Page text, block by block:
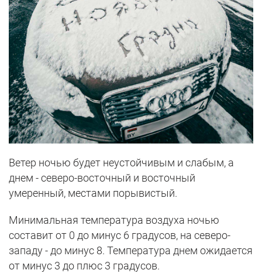
Ветер ночью будет неустойчивым и слабым, а
днем - северо-восточный и восточный
умеренный, местами порывистый.
Минимальная температура воздуха ночью
составит от 0 до минус 6 градусов, на северо-
западу - до минус 8. Температура днем ожидается
от минус 3 до плюс 3 градусов.